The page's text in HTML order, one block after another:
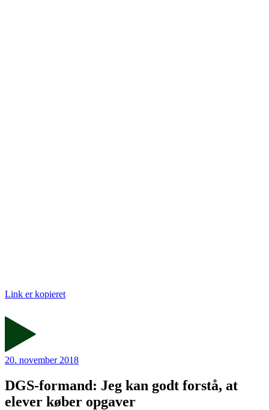
Link er kopieret
20. november 2018
DGS-formand: Jeg kan godt forstå, at
elever køber opgaver